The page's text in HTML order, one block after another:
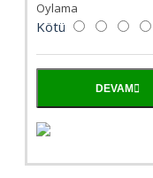
Oylama
Kötü
DEVAM